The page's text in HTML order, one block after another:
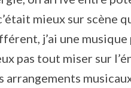
mieux sur scène
j’ai une musique
pas tout miser sur